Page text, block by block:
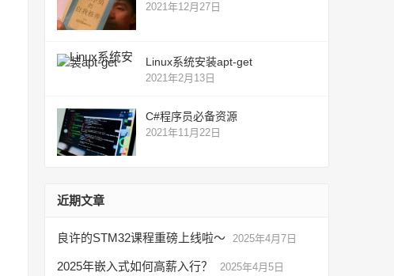
2021年12月27日
Linux系统安装apt-get
2021年2月13日
C#程序员必备资源
2021年11月22日
近期文章
良许的STM32课程重磅上线啦～ 2025年4月7日
2025年嵌入式如何高薪入行？ 2025年4月5日